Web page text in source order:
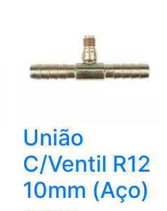
União
C/Ventil R12
10mm (Aço)